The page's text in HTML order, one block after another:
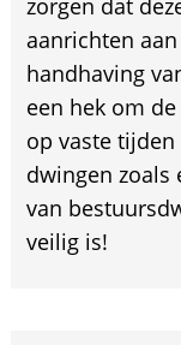
aanrichten
handhaving
een hek om
op vaste
dwingen zoals
van
veilig is!